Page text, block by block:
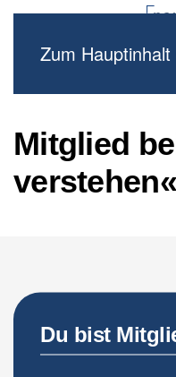
Zum
Mitglied
Du bist